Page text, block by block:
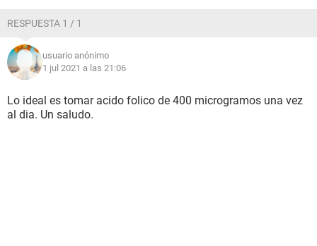
RESPUESTA 1 / 1
usuario anónimo
1 jul 2021 a las 21:06
Lo ideal es tomar acido folico de 400 microgramos una vez
al dia. Un saludo.